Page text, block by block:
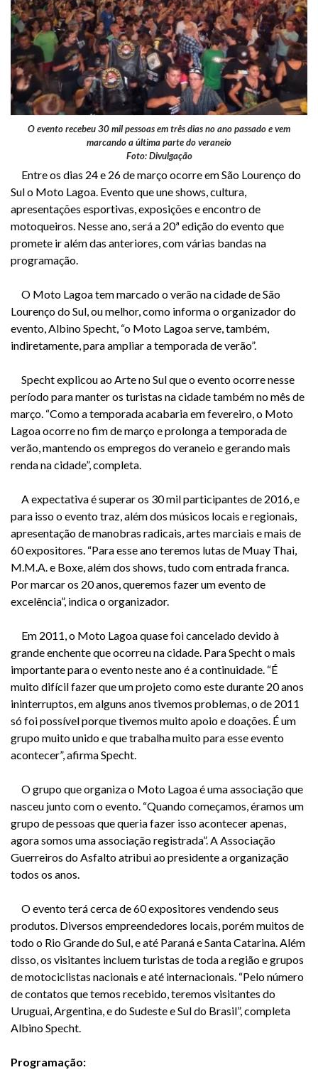
O evento recebeu 30 mil pessoas em três dias no ano passado e vem
marcando a última parte do veraneio
Foto: Divulgação
Entre os dias 24 e 26 de março ocorre em São Lourenço do
Sul o Moto Lagoa. Evento que une shows, cultura,
apresentações esportivas, exposições e encontro de
motoqueiros. Nesse ano, será a 20ª edição do evento que
promete ir além das anteriores, com várias bandas na
programação.
O Moto Lagoa tem marcado o verão na cidade de São
Lourenço do Sul, ou melhor, como informa o organizador do
evento, Albino Specht, “o Moto Lagoa serve, também,
indiretamente, para ampliar a temporada de verão”.
Specht explicou ao Arte no Sul que o evento ocorre nesse
período para manter os turistas na cidade também no mês de
março. “Como a temporada acabaria em fevereiro, o Moto
Lagoa ocorre no fim de março e prolonga a temporada de
verão, mantendo os empregos do veraneio e gerando mais
renda na cidade”, completa.
A expectativa é superar os 30 mil participantes de 2016, e
para isso o evento traz, além dos músicos locais e regionais,
apresentação de manobras radicais, artes marciais e mais de
60 expositores. “Para esse ano teremos lutas de Muay Thai,
M.M.A. e Boxe, além dos shows, tudo com entrada franca.
Por marcar os 20 anos, queremos fazer um evento de
excelência”, indica o organizador.
Em 2011, o Moto Lagoa quase foi cancelado devido à
grande enchente que ocorreu na cidade. Para Specht o mais
importante para o evento neste ano é a continuidade. “É
muito difícil fazer que um projeto como este durante 20 anos
ininterruptos, em alguns anos tivemos problemas, o de 2011
só foi possível porque tivemos muito apoio e doações. É um
grupo muito unido e que trabalha muito para esse evento
acontecer”, afirma Specht.
O grupo que organiza o Moto Lagoa é uma associação que
nasceu junto com o evento. “Quando começamos, éramos um
grupo de pessoas que queria fazer isso acontecer apenas,
agora somos uma associação registrada”. A Associação
Guerreiros do Asfalto atribui ao presidente a organização
todos os anos.
O evento terá cerca de 60 expositores vendendo seus
produtos. Diversos empreendedores locais, porém muitos de
todo o Rio Grande do Sul, e até Paraná e Santa Catarina. Além
disso, os visitantes incluem turistas de toda a região e grupos
de motociclistas nacionais e até internacionais. “Pelo número
de contatos que temos recebido, teremos visitantes do
Uruguai, Argentina, e do Sudeste e Sul do Brasil”, completa
Albino Specht.
Programação: